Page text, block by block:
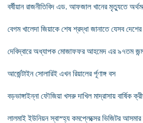
বর্ষীয়ান রাজনীতিবিদ এড. আফজাল খানের মৃত্যুতে
বেগম খালেদা জিয়াকে শেষ শ্রদ্ধা জানাতে যেসব
দেবিদ্বারে অধ্যাপক মোজাফফর আহমেদ এর ৯৭তম
আর্জেন্টাইন সোলারিই এখন রিয়ালের র্পূণাঙ্গ বস
বড়ভাঙ্গাইন্না ফৌজিয়া খসরু দাখিল মাদ্রাসায় বার্ষিক
লালমাই ইউনিয়ন স্বাস্হ্য কমপ্লেক্সের ভিজিটর আসমার